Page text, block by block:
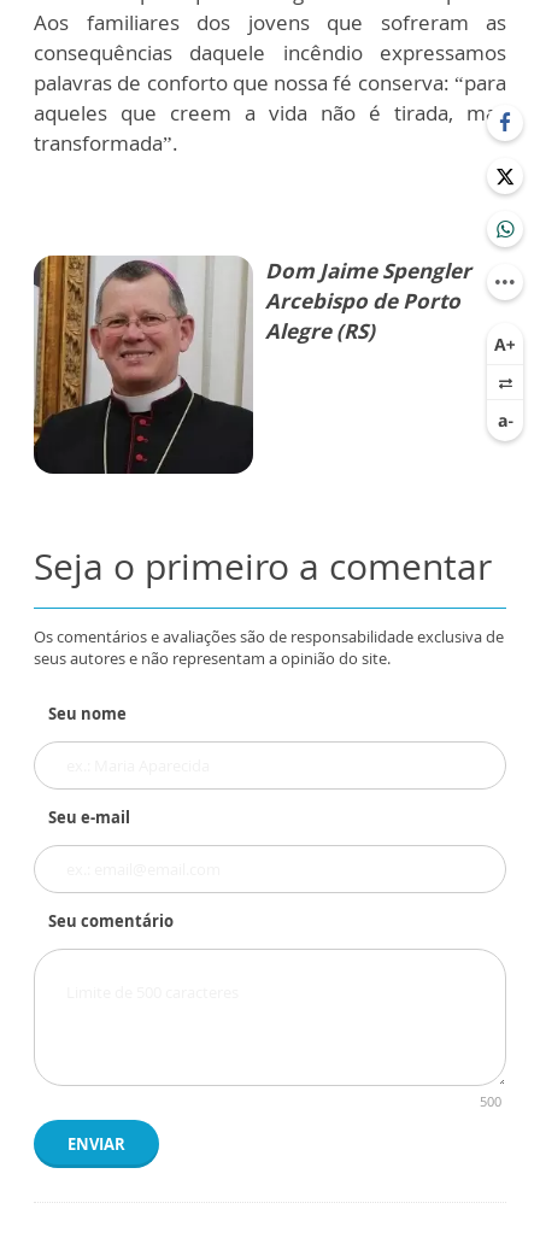
Aos familiares dos jovens que sofreram as
consequências daquele incêndio expressamos
palavras de conforto que nossa fé conserva: “para
aqueles que creem a vida não é tirada, mas
transformada”.
Dom Jaime Spengler
Arcebispo de Porto
Alegre (RS)
Seja o primeiro a comentar
Os comentários e avaliações são de responsabilidade exclusiva de
seus autores e não representam a opinião do site.
Seu nome
Seu e-mail
Seu comentário
500
ENVIAR